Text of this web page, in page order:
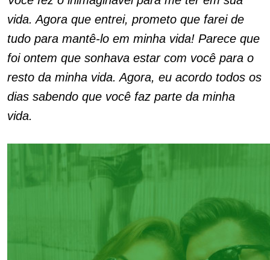
vida. Agora que entrei, prometo que farei de
tudo para mantê-lo em minha vida! Parece que
foi ontem que sonhava estar com você para o
resto da minha vida. Agora, eu acordo todos os
dias sabendo que você faz parte da minha
vida.